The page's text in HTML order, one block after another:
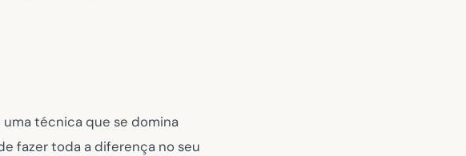
técnica que se domina
fazer toda a diferença no seu